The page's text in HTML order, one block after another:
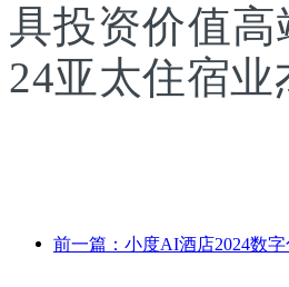
具投资价值
24亚太住宿